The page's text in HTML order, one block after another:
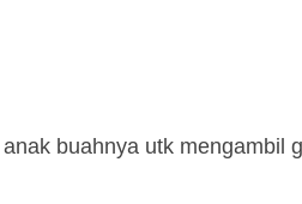
buahnya utk mengambil